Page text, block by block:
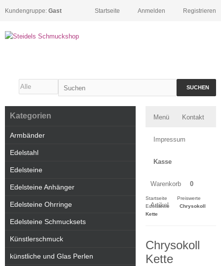
Kundengruppe: Gast Registrieren
Anmelden
Startseite
SUCHEN
Menü Kontakt
Impressum
Kasse
Warenkorb 0
Artikel
Startseite
Preiswerte
Edelsteine
Chrysokoll
Kette
Chrysokoll
Kette
Kategorien
Armbänder
Edelstahl
Edelsteine
Edelsteine Anhänger
Edelsteine Ohrringe
Edelsteine Schmucksets
Künstlerschmuck
künstliche und Glas Perlen